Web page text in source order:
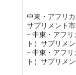
中東・アフリ
サプリメント
– 中東・アフ
ト）サプリメ
– 中東・アフ
ト）サプリメ